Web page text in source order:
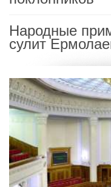
Народные
сулит